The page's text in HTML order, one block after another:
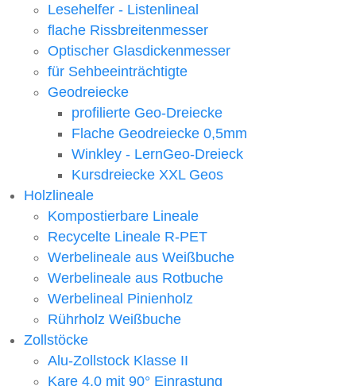
Lesehelfer - Listenlineal
flache Rissbreitenmesser
Optischer Glasdickenmesser
für Sehbeeinträchtigte
Geodreiecke
profilierte Geo-Dreiecke
Flache Geodreiecke 0,5mm
Winkley - LernGeo-Dreieck
Kursdreiecke XXL Geos
Holzlineale
Kompostierbare Lineale
Recycelte Lineale R-PET
Werbelineale aus Weißbuche
Werbelineale aus Rotbuche
Werbelineal Pinienholz
Rührholz Weißbuche
Zollstöcke
Alu-Zollstock Klasse II
Kare 4.0 mit 90° Einrastung